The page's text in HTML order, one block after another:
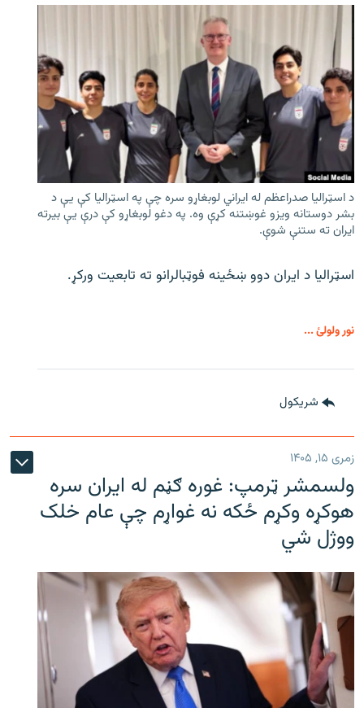
د اسټرالیا صدراعظم له ایراني لوبغاړو سره چې په اسټرالیا کې يې د
بشر دوستانه ویزو غوښتنه کړې وه. په دغو لوبغاړو کې درې يې بیرته
ایران ته ستنې شوې.
اسټرالیا د ایران دوو ښځینه فوټبالرانو ته تابعیت ورکړ.
نور ولولئ ...
شريکول
زمری ۱۵, ۱۴۰۵
ولسمشر ټرمپ: غوره ګڼم له ایران سره
هوکړه وکړم ځکه نه غواړم چې عام خلک
ووژل شي